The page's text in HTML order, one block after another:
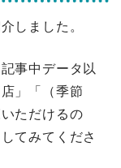
しました。
事中データ以
」「（季節
ただけるの
てみてくださ